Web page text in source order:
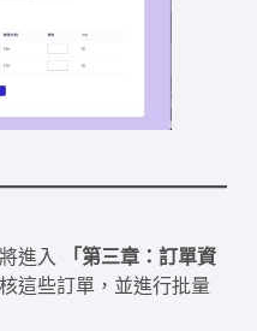
進入
「第三章：訂單資
這些訂單，並進行批量